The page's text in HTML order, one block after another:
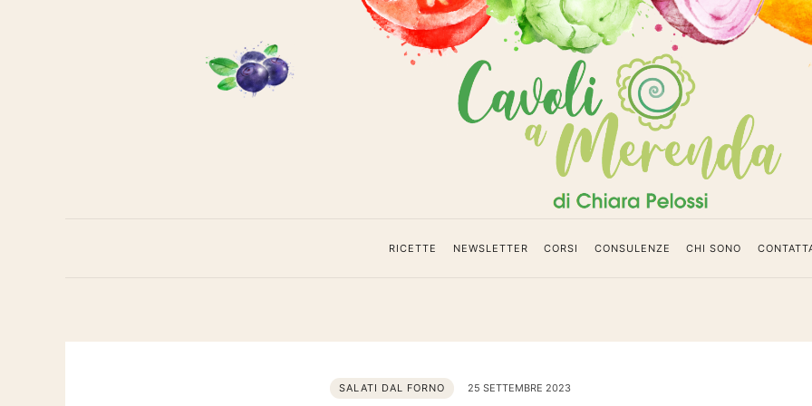
Cavoli
RICETTE NEWSLETTER CORSI CONSULENZE CHI SONO
SALATI DAL FORNO 25 SETTEMBRE 2023